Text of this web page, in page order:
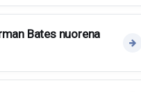
Bates nuorena